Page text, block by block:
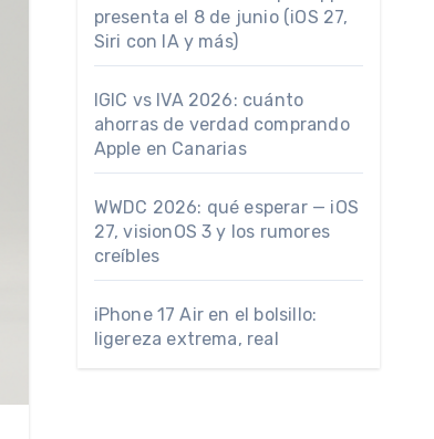
presenta el 8 de junio (iOS 27,
Siri con IA y más)
IGIC vs IVA 2026: cuánto
ahorras de verdad comprando
Apple en Canarias
WWDC 2026: qué esperar — iOS
27, visionOS 3 y los rumores
creíbles
iPhone 17 Air en el bolsillo:
ligereza extrema, real